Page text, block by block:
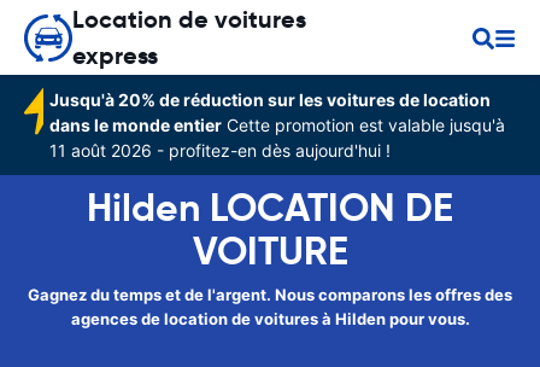
Location de voitures
express
Jusqu'à 20% de réduction sur les voitures de location
dans le monde entier Cette promotion est valable jusqu'à
11 août 2026 - profitez-en dès aujourd'hui !
Hilden LOCATION DE
VOITURE
Gagnez du temps et de l'argent. Nous comparons les offres des
agences de location de voitures à Hilden pour vous.